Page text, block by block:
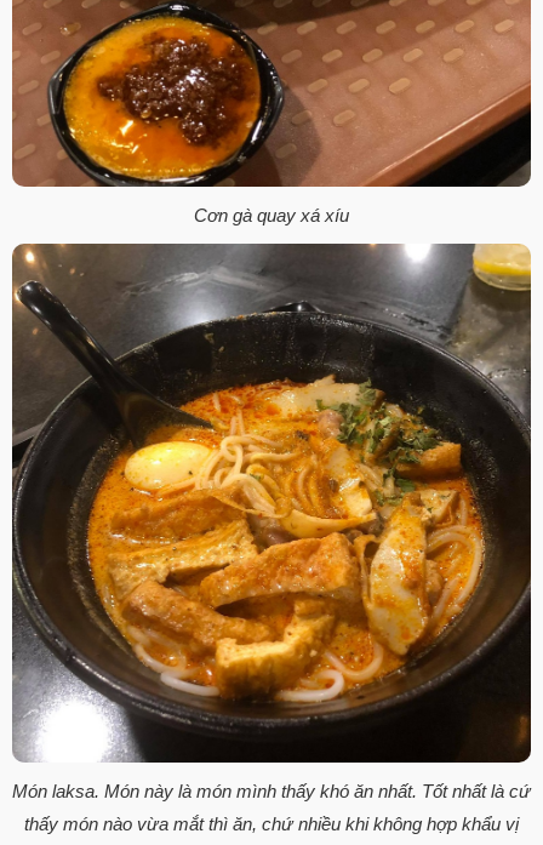
Cơn gà quay xá xíu​
Món laksa. Món này là món mình thấy khó ăn nhất. Tốt nhất là cứ
thấy món nào vừa mắt thì ăn, chứ nhiều khi không hợp khẩu vị